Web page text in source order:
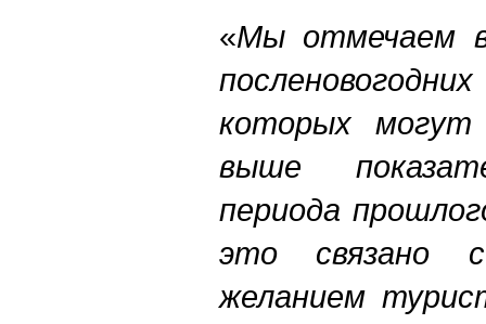
«Мы отмечаем
которых
выше
периода
это связано
желанием